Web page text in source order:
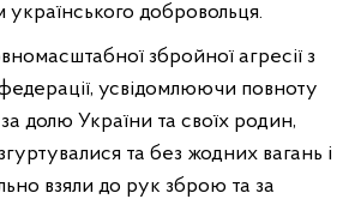
українського добровольця.
збройної агресії з
усвідомлюючи повноту
за долю України та своїх родин,
та без жодних вагань і
взяли до рук зброю та за